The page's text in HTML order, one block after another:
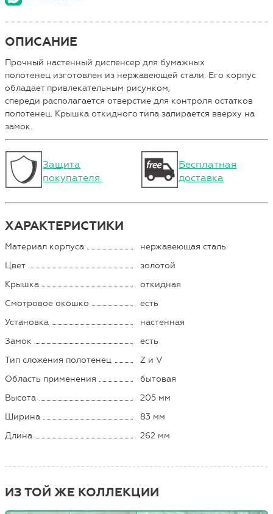
ОПИСАНИЕ
Прочный настенный диспенсер для бумажных
полотенец изготовлен из нержавеющей стали. Его корпус
обладает привлекательным рисунком,
спереди располагается отверстие для контроля остатков
полотенец. Крышка откидного типа запирается вверху на
замок.
Защита
покупателя
Бесплатная
доставка
ХАРАКТЕРИСТИКИ
Материал корпуса
нержавеющая сталь
Цвет
золотой
Крышка
откидная
Смотровое окошко
есть
Установка
настенная
Замок
есть
Тип сложения полотенец
Z и V
Область применения
бытовая
Высота
205 мм
Ширина
83 мм
Длина
262 мм
ИЗ ТОЙ ЖЕ КОЛЛЕКЦИИ